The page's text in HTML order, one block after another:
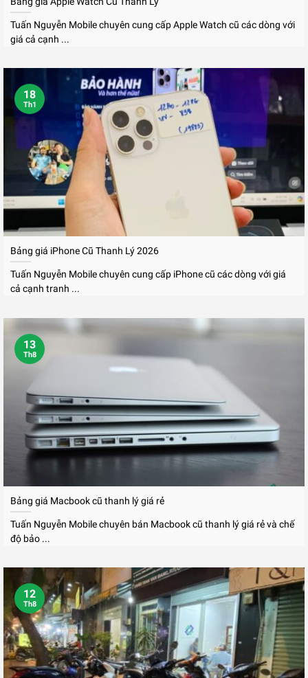
Liên hệ
Tuấn Nguyễn Mobile chuyên cung cấp Apple Watch cũ các dòng với
giá cả cạnh ...
Bảng giá iPhone Cũ Thanh Lý 2026
Tuấn Nguyễn Mobile chuyên cung cấp iPhone cũ các dòng với giá
cả cạnh tranh ...
18
Th1
Bảng giá Macbook cũ thanh lý giá rẻ
Tuấn Nguyễn Mobile chuyên bán Macbook cũ thanh lý giá rẻ và chế
độ bảo ...
13
Th8
12
Th8